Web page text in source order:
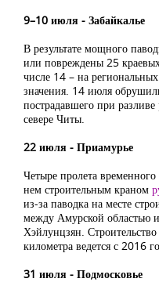
9–10 июля ‒ Забайкалье
В результате мощного
или повреждены 25
числе 14 – на
значения. 14 июля
пострадавшего при
севере Читы.
22 июля ‒ Приамурье
Четыре пролета
нем строительным краном
из-за паводка на месте
между Амурской областью
Хэйлунцзян.
километра ведется с 2016
31 июля ‒ Подмосковье